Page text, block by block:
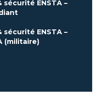
ENSTA –
ENSTA –
(militaire)